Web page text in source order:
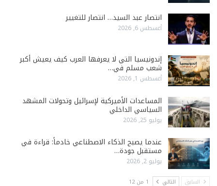
انتصار عبد السيد… انتصار للتغيير
أغسطس 6, 2026
إندونيسيا التي لا يعرفها العرب كيف يعيش أكبر
شعب مسلم في…
أغسطس 1, 2026
المساعدات الأميركية لإسرائيل وتحولات المشهد
السياسي الداخلي
يوليو 25, 2026
عندما يصبح الذكاء الاصطناعي خادماً: قراءة في
مستقبل جودة…
يوليو 2, 2026
السابق التالي 1 من 12